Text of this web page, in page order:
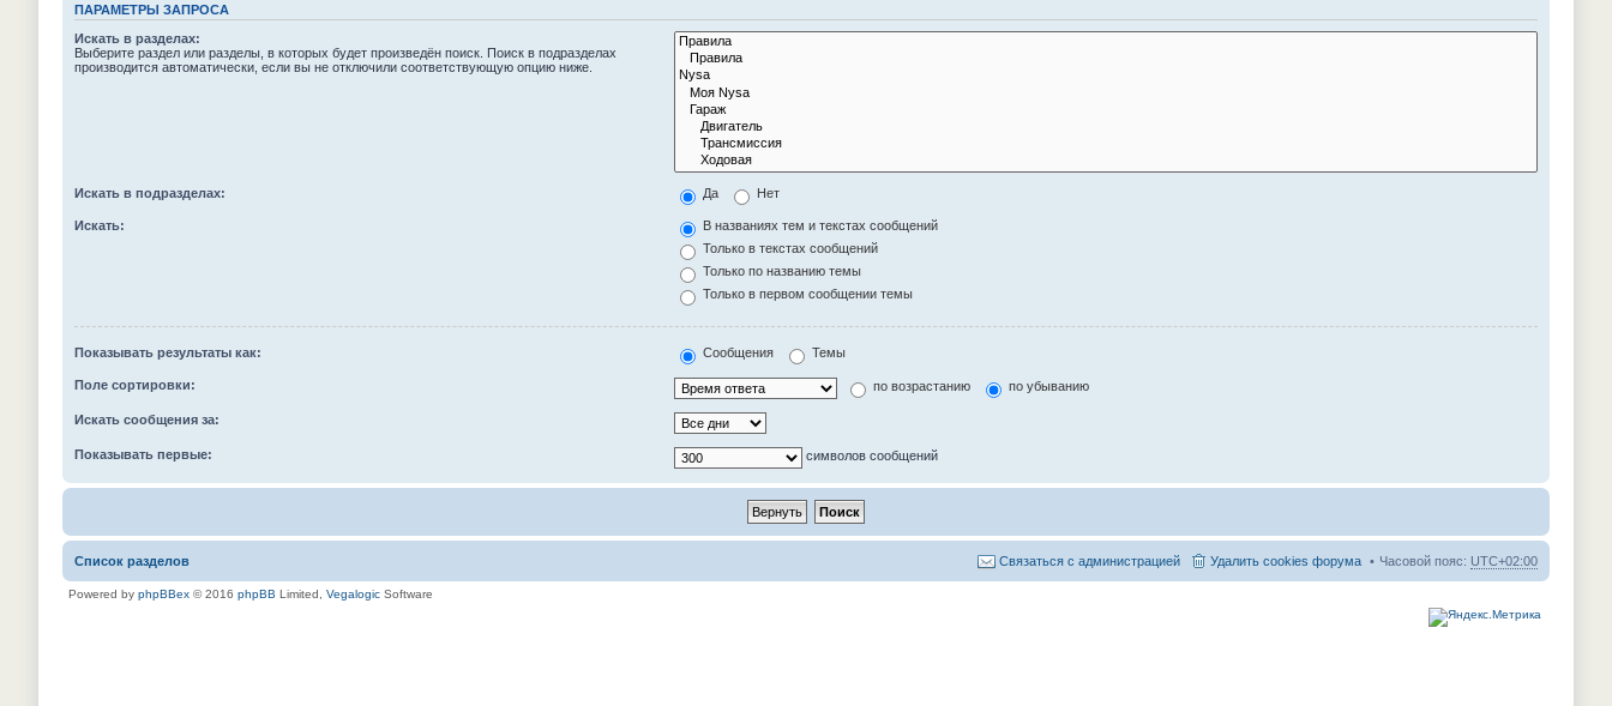
ПАРАМЕТРЫ ЗАПРОСА
Искать в разделах:
Выберите раздел или разделы, в которых будет произведён поиск. Поиск в подразделах
производится автоматически, если вы не отключили соответствующую опцию ниже.
Искать в подразделах: Да Нет
Искать:
В названиях тем и текстах сообщений
Только в текстах сообщений
Только по названию темы
Только в первом сообщении темы
Показывать результаты как: Сообщения Темы
Поле сортировки: по возрастанию по убыванию
Искать сообщения за:
Показывать первые: символов сообщений
Список разделов Часовой пояс: UTC+02:00
Удалить cookies форума
Связаться с администрацией
Powered by phpBBex © 2016 phpBB Limited, Vegalogic Software